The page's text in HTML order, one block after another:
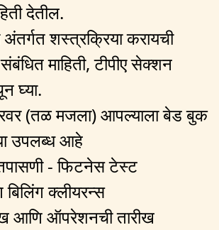
देतील.
शस्त्रक्रिया करायची
माहिती, टीपीए सेक्शन
घ्या.
(तळ मजला) आपल्याला बेड बुक
उपलब्ध आहे
- फिटनेस टेस्ट
क्लीयरन्स
आणि ऑपरेशनची तारीख